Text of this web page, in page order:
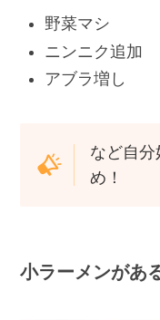
野菜マシ
ニンニク追加
アブラ増し
など自
め！
小ラーメンがあ